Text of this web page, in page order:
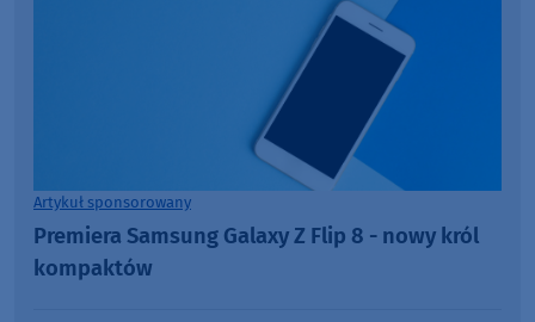
Artykuł sponsorowany
Premiera Samsung Galaxy Z Flip 8 - nowy król
kompaktów